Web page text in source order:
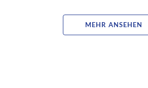
MEHR ANSEHEN